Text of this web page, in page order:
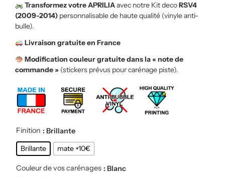
Transformez votre APRILIAavec notre Kit decoRSV4
(2009-2014) personnalisable de haute qualité (vinyle anti-
bulle).
Livraison gratuite en France
Modification couleur gratuite dans la « note de
commande » (stickers prévus pour carénage piste).
Finition : Brillante
Brillante
mate +10€
Couleur de vos carénages : Blanc